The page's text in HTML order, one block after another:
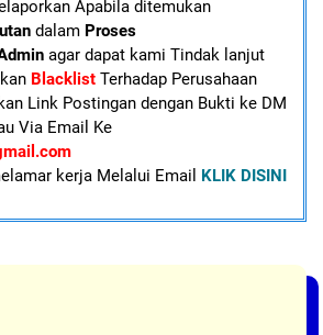
Apabila ditemukan
dalam Proses
agar dapat kami Tindak lanjut
Blacklist Terhadap Perusahaan
Link Postingan dengan Bukti ke DM
Via Email Ke
kerja Melalui Email KLIK DISINI